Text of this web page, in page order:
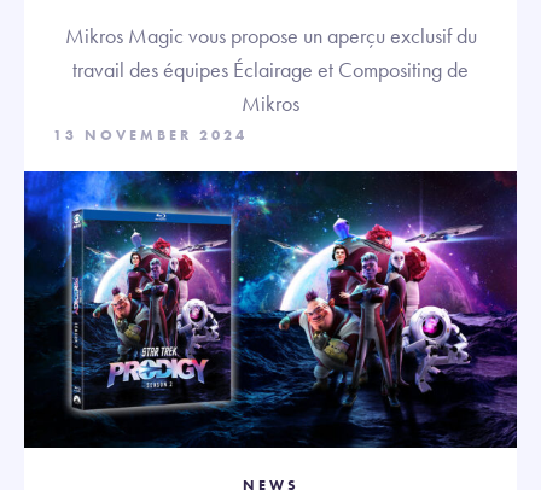
Mikros Magic vous propose un aperçu exclusif du
travail des équipes Éclairage et Compositing de
Mikros
13 NOVEMBER 2024
NEWS